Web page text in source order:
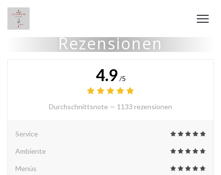
Rezensionen
4.9 /5
Durchschnittsnote — 1133 rezensionen
Service
Ambiente
Menüs